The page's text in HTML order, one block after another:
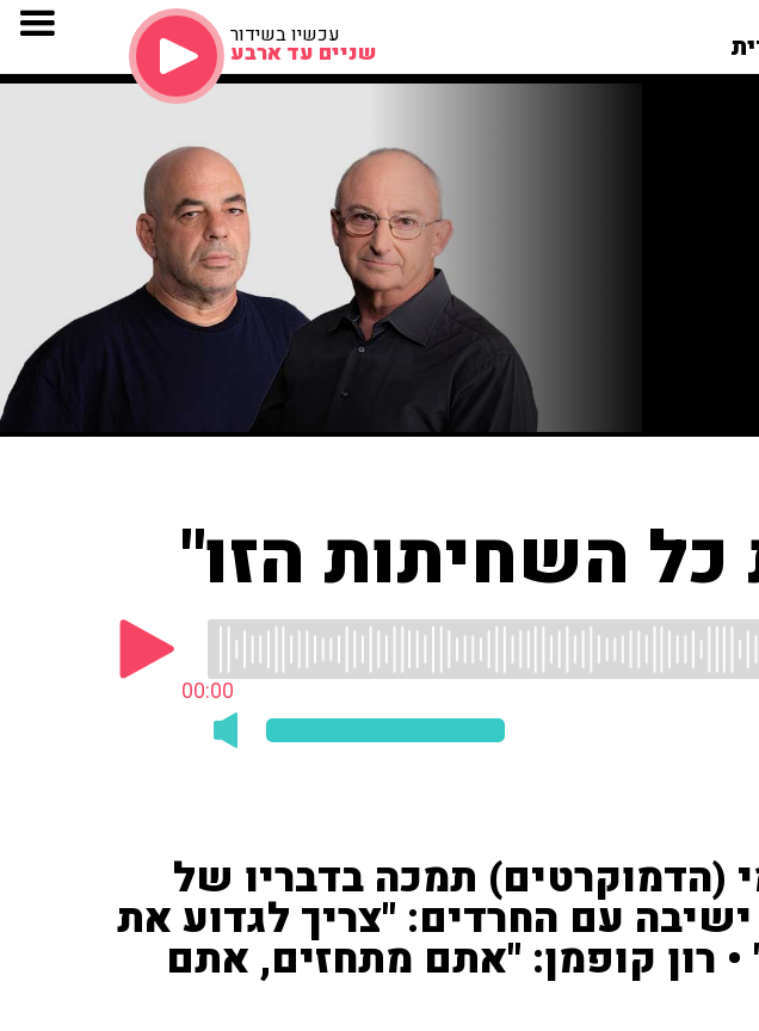
עכשיו בשידור
שניים עד ארבע
השחיתות הזו"
00:00
(הדמוקרטים) תמכה בדבריו של
ישיבה עם החרדים: "צריך לגדוע את
• רון קופמן: "אתם מתחזים, אתם